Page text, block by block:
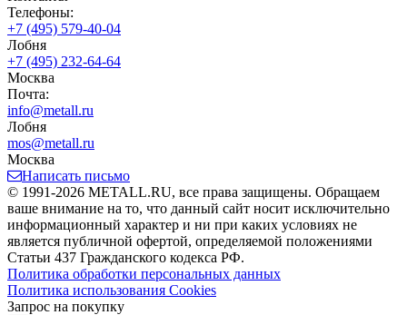
Телефоны:
+7 (495) 579-40-04
Лобня
+7 (495) 232-64-64
Москва
Почта:
info@metall.ru
Лобня
mos@metall.ru
Москва
Написать письмо
© 1991-2026 METALL.RU, все права защищены. Обращаем
ваше внимание на то, что данный сайт носит исключительно
информационный характер и ни при каких условиях не
является публичной офертой, определяемой положениями
Статьи 437 Гражданского кодекса РФ.
Политика обработки персональных данных
Политика использования Сookies
Запрос на покупку